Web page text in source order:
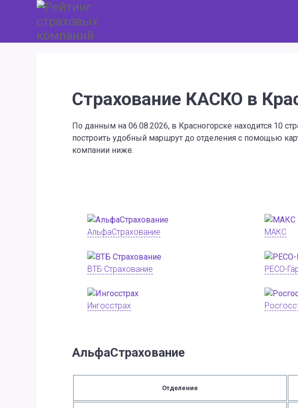
Страхование КАСКО в
По данным на 06.08.2026, в Красногорске находится 10
построить удобный маршрут до отделения с помощью
компании ниже.
АльфаСтрахование
ВТБ Страхование
Ингосстрах
МАКС
РЕСО-
АльфаСтрахование
Отделение